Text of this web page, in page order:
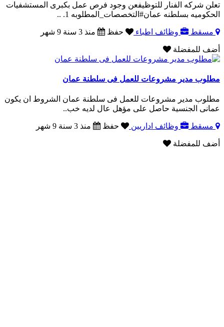
تعلن شركه الفنار للتوظيفعن وجود فرص عمل بكبرى المستشفيات
الحكوميه بسلطنه عمان#التخصصات_المطلوبه 1. ..
مسقط وظائف اطباء حفظ منذ 3 سنة 9 شهر
أضف للمفضلة
مطلوب مدير مشروعات للعمل فى سلطنة عمان
مطلوب مدير مشروعات للعمل فى سلطنة عمان الشروط ان يكون
عمانى الجنسية حاصل على مؤهل عال لديه خب..
مسقط وظائف اداريين حفظ منذ 3 سنة 9 شهر
أضف للمفضلة